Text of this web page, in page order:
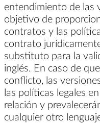
entendimiento de las
objetivo de
contratos y las
contrato
substituto para la
inglés. En caso de
conflicto, las
las políticas legales
relación y
cualquier otro